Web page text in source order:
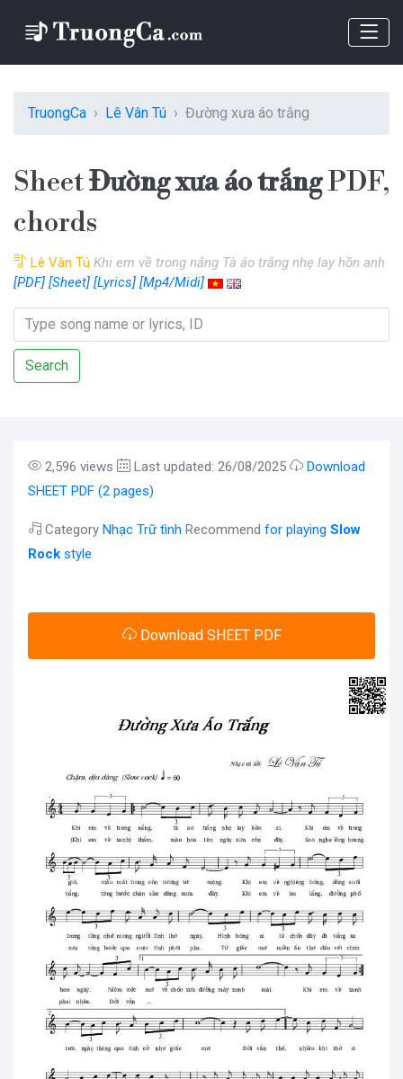
TruongCa Lê Vân Tú Đường xưa áo trắng
SheetĐường xưa áo trắngPDF,
chords
Lê Vân Tú Khi em về trong nắng Tà áo trắng nhẹ lay hồn anh
[PDF] [Sheet] [Lyrics] [Mp4/Midi]
Search
2,596 views Last updated: 26/08/2025
Download
SHEET PDF (2 pages)
Category Nhạc Trữ tình Recommend for playing Slow
Rock style
Download SHEET PDF